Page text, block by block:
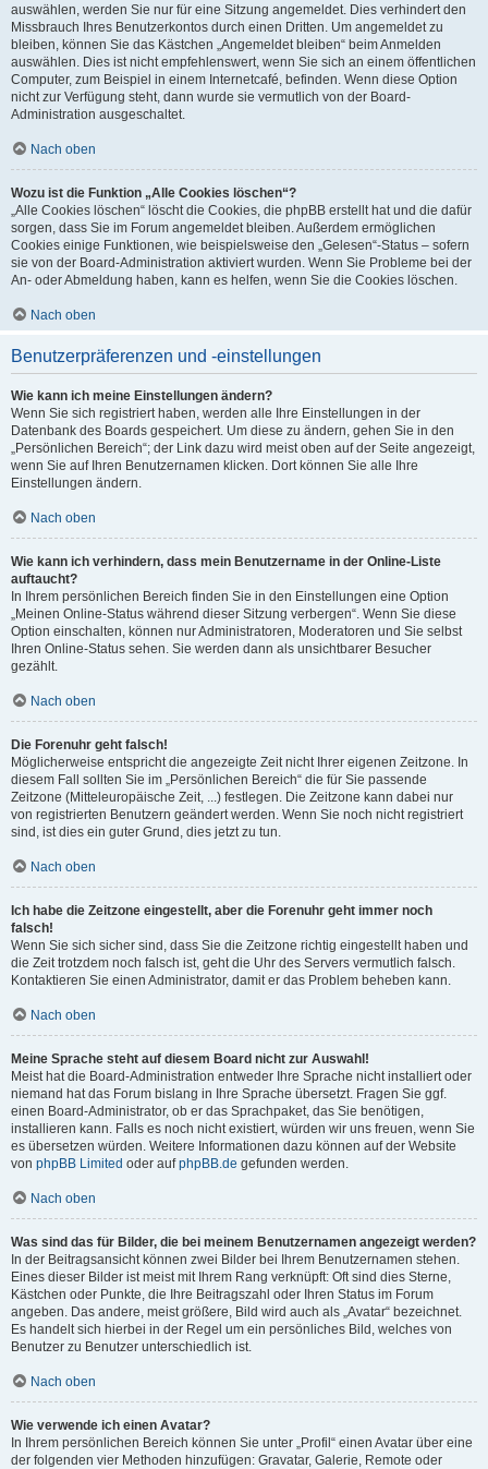
auswählen, werden Sie nur für eine Sitzung angemeldet. Dies verhindert den
Missbrauch Ihres Benutzerkontos durch einen Dritten. Um angemeldet zu
bleiben, können Sie das Kästchen „Angemeldet bleiben“ beim Anmelden
auswählen. Dies ist nicht empfehlenswert, wenn Sie sich an einem öffentlichen
Computer, zum Beispiel in einem Internetcafé, befinden. Wenn diese Option
nicht zur Verfügung steht, dann wurde sie vermutlich von der Board-
Administration ausgeschaltet.
Nach oben
Wozu ist die Funktion „Alle Cookies löschen“?
„Alle Cookies löschen“ löscht die Cookies, die phpBB erstellt hat und die dafür
sorgen, dass Sie im Forum angemeldet bleiben. Außerdem ermöglichen
Cookies einige Funktionen, wie beispielsweise den „Gelesen“-Status – sofern
sie von der Board-Administration aktiviert wurden. Wenn Sie Probleme bei der
An- oder Abmeldung haben, kann es helfen, wenn Sie die Cookies löschen.
Nach oben
Benutzerpräferenzen und -einstellungen
Wie kann ich meine Einstellungen ändern?
Wenn Sie sich registriert haben, werden alle Ihre Einstellungen in der
Datenbank des Boards gespeichert. Um diese zu ändern, gehen Sie in den
„Persönlichen Bereich“; der Link dazu wird meist oben auf der Seite angezeigt,
wenn Sie auf Ihren Benutzernamen klicken. Dort können Sie alle Ihre
Einstellungen ändern.
Nach oben
Wie kann ich verhindern, dass mein Benutzername in der Online-Liste
auftaucht?
In Ihrem persönlichen Bereich finden Sie in den Einstellungen eine Option
„Meinen Online-Status während dieser Sitzung verbergen“. Wenn Sie diese
Option einschalten, können nur Administratoren, Moderatoren und Sie selbst
Ihren Online-Status sehen. Sie werden dann als unsichtbarer Besucher
gezählt.
Nach oben
Die Forenuhr geht falsch!
Möglicherweise entspricht die angezeigte Zeit nicht Ihrer eigenen Zeitzone. In
diesem Fall sollten Sie im „Persönlichen Bereich“ die für Sie passende
Zeitzone (Mitteleuropäische Zeit, ...) festlegen. Die Zeitzone kann dabei nur
von registrierten Benutzern geändert werden. Wenn Sie noch nicht registriert
sind, ist dies ein guter Grund, dies jetzt zu tun.
Nach oben
Ich habe die Zeitzone eingestellt, aber die Forenuhr geht immer noch
falsch!
Wenn Sie sich sicher sind, dass Sie die Zeitzone richtig eingestellt haben und
die Zeit trotzdem noch falsch ist, geht die Uhr des Servers vermutlich falsch.
Kontaktieren Sie einen Administrator, damit er das Problem beheben kann.
Nach oben
Meine Sprache steht auf diesem Board nicht zur Auswahl!
Meist hat die Board-Administration entweder Ihre Sprache nicht installiert oder
niemand hat das Forum bislang in Ihre Sprache übersetzt. Fragen Sie ggf.
einen Board-Administrator, ob er das Sprachpaket, das Sie benötigen,
installieren kann. Falls es noch nicht existiert, würden wir uns freuen, wenn Sie
es übersetzen würden. Weitere Informationen dazu können auf der Website
von phpBB Limited oder aufphpBB.de gefunden werden.
Nach oben
Was sind das für Bilder, die bei meinem Benutzernamen angezeigt werden?
In der Beitragsansicht können zwei Bilder bei Ihrem Benutzernamen stehen.
Eines dieser Bilder ist meist mit Ihrem Rang verknüpft: Oft sind dies Sterne,
Kästchen oder Punkte, die Ihre Beitragszahl oder Ihren Status im Forum
angeben. Das andere, meist größere, Bild wird auch als „Avatar“ bezeichnet.
Es handelt sich hierbei in der Regel um ein persönliches Bild, welches von
Benutzer zu Benutzer unterschiedlich ist.
Nach oben
Wie verwende ich einen Avatar?
In Ihrem persönlichen Bereich können Sie unter „Profil“ einen Avatar über eine
der folgenden vier Methoden hinzufügen: Gravatar, Galerie, Remote oder